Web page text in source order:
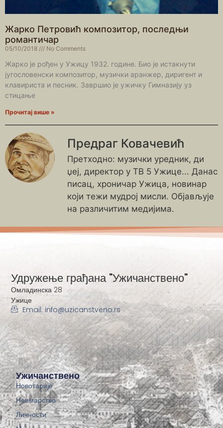
Жарко Петровић композитор, последњи
романтичар
05/10/2018 No Comments
Жарко је рођен у Ужицу 1932. године. Био је истакнути
југословенски композитор, музички аранжер, диригент и
клавириста и песник. Завршио је ужичку Гимназију уз
стицање
Прочитај више »
Предраг Ковачевић
Претходно: музички уредник, ди
џеј, директор у ТВ 5 Ужице... Данас
писац, хроничар Ужица, новинар
који тежи мудрој мисли. Објављује
на различитим медијима.
Ужичанствено
Новотарије
Неимарство
Личности
Удружење грађана "Ужичанствено"
Омладинска 28
Ужице
Email: info@uzicanstveno.rs